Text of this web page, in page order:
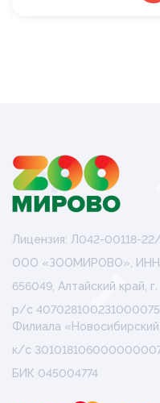
Лицензия: Л042-00118-
ООО «ЗООМИРОВО», ИНН
656049, Алтайский край,
р/с
Филиала
к/с
БИК 045004774